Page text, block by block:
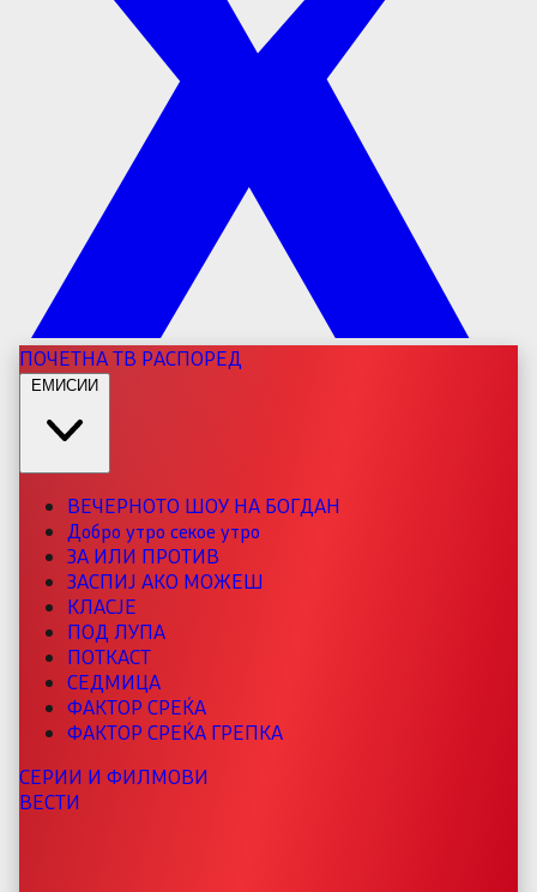
ПОЧЕТНАТВ РАСПОРЕД
ЕМИСИИ
ВЕЧЕРНОТО ШОУ НА БОГДАН
Добро утро секое утро
ЗА ИЛИ ПРОТИВ
ЗАСПИЈ АКО МОЖЕШ
КЛАСЈЕ
ПОД ЛУПА
ПОТКАСТ
СЕДМИЦА
ФАКТОР СРЕЌА
ФАКТОР СРЕЌА ГРЕПКА
СЕРИИ И ФИЛМОВИ
ВЕСТИ